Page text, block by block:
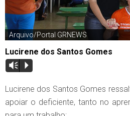
Arquivo/Portal GRNEWS
Lucirene dos Santos Gomes
Vm P
Lucirene dos Santos Gomes
apoiar o deficiente, tanto no